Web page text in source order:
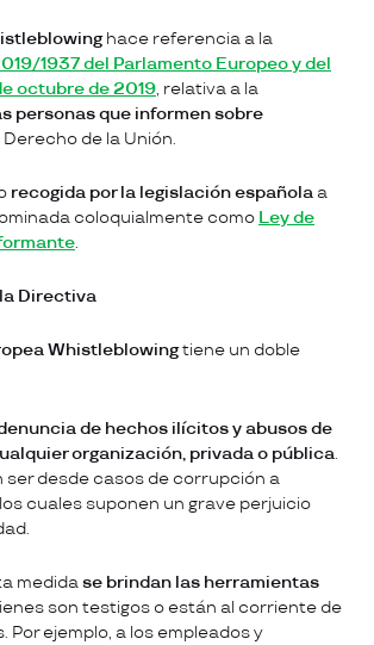
hace referencia a la
1937 del Parlamento Europeo y del
octubre de 2019, relativa a la
personas que informen sobre
Derecho de la Unión.
recogida por la legislación española a
coloquialmente como Ley de
.
Directiva
Whistleblowingtiene un doble
de hechos ilícitos y abusos de
organización, privada o pública.
ser desde casos de corrupción a
cuales suponen un grave perjuicio
medidase brindan las herramientas
son testigos o están al corriente de
Por ejemplo, a los empleados y